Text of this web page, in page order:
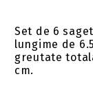
Set de 6
lungime de
greutate
cm.